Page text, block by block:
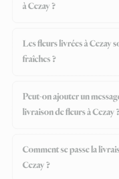
à Cezay ?
Les fleurs livrées à Cezay
fraîches ?
Peut-on ajouter un
livraison de fleurs à Cezay
Comment se passe la
Cezay ?